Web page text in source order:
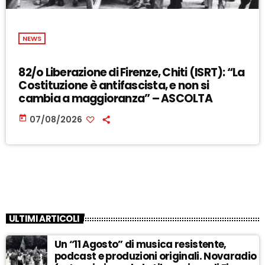
NEWS
82/o Liberazione di Firenze, Chiti (ISRT): “La
Costituzione è antifascista, e non si
cambia a maggioranza” – ASCOLTA
today 07/08/2026
ULTIMI ARTICOLI
Un “11 Agosto” di musica resistente,
podcast e produzioni originali. Novaradio